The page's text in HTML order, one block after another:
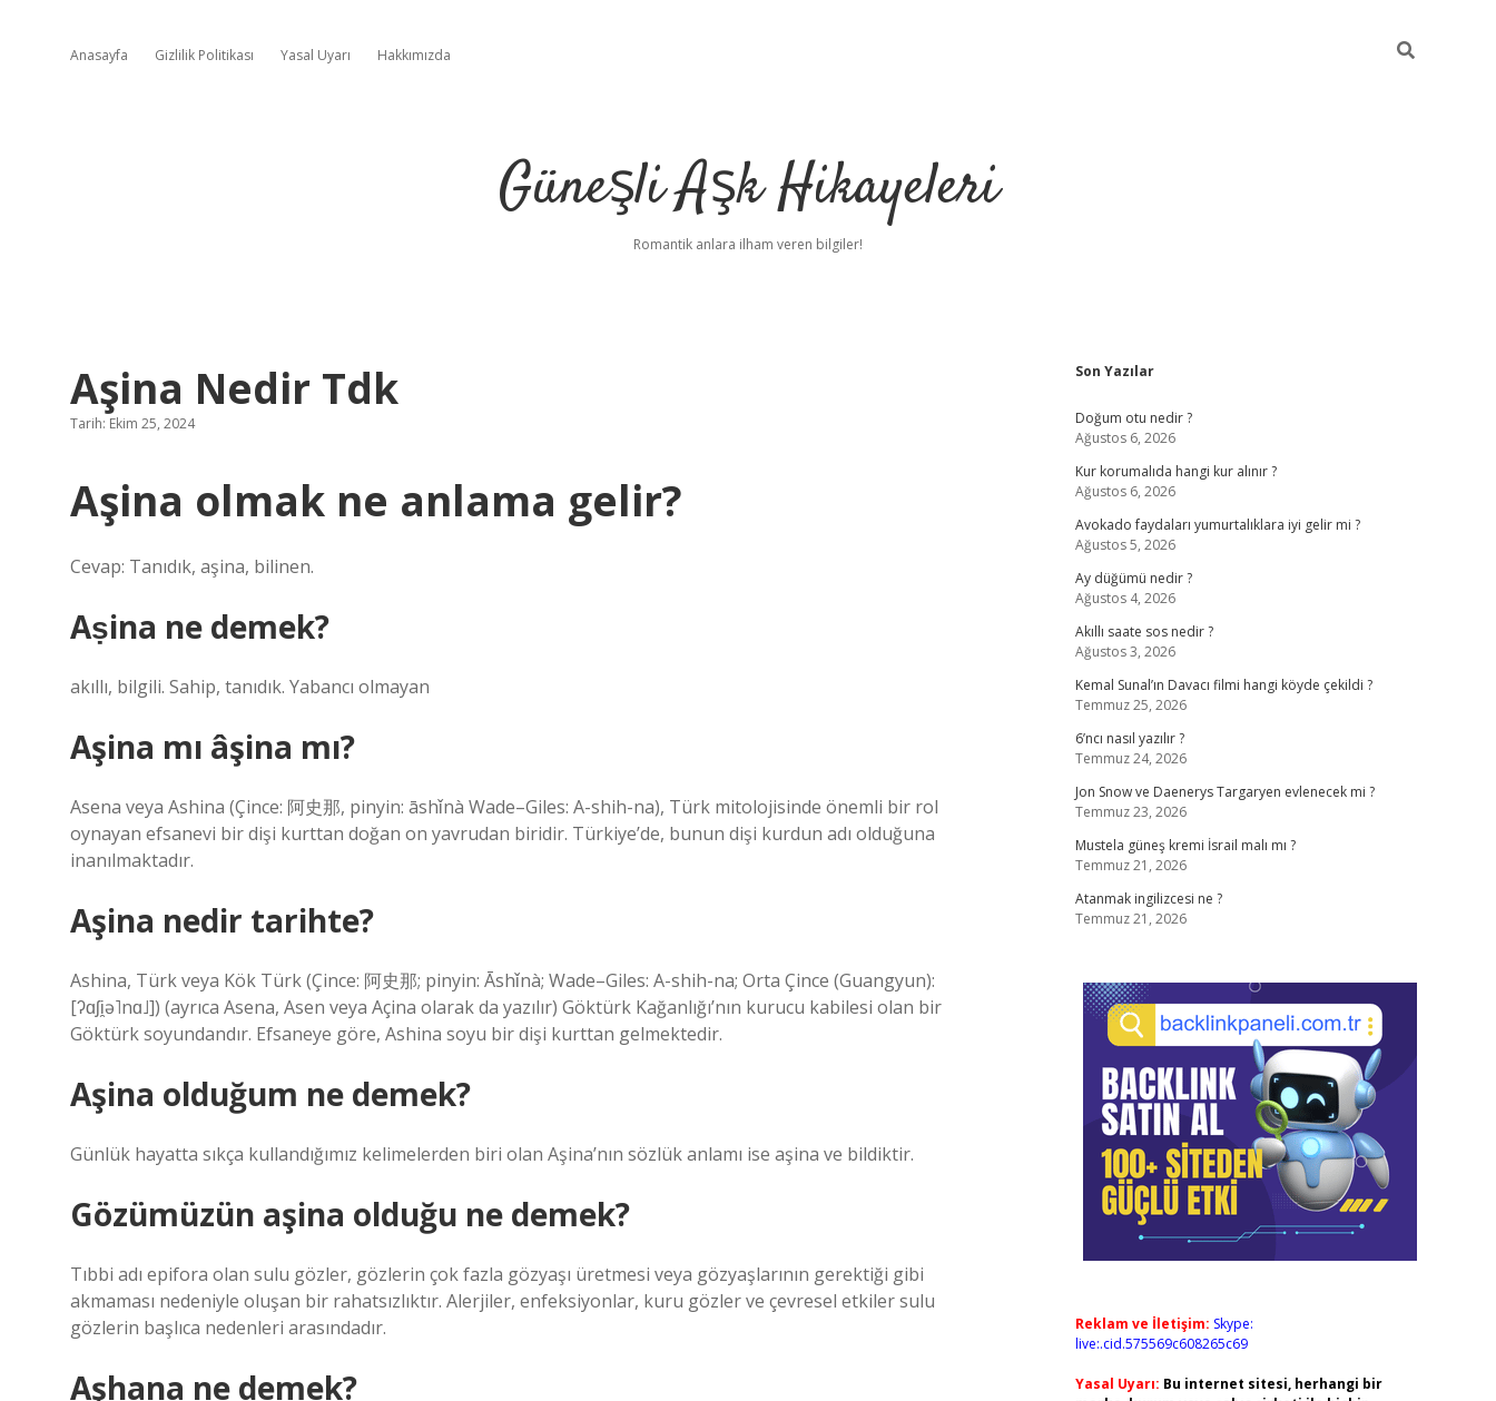
Anasayfa Gizlilik Politikası Yasal Uyarı Hakkımızda
Güneşli Aşk Hikayeleri
Romantik anlara ilham veren bilgiler!
Aşina Nedir Tdk
Tarih: Ekim 25, 2024
Aşina olmak ne anlama gelir?
Cevap: Tanıdık, aşina, bilinen.
Aṣina ne demek?
akıllı, bilgili. Sahip, tanıdık. Yabancı olmayan
Aşina mı âşina mı?
Asena veya Ashina (Çince: 阿史那, pinyin: āshǐnà Wade–Giles: A-shih-na), Türk mitolojisinde önemli bir rol
oynayan efsanevi bir dişi kurttan doğan on yavrudan biridir. Türkiye’de, bunun dişi kurdun adı olduğuna
inanılmaktadır.
Aşina nedir tarihte?
Ashina, Türk veya Kök Türk (Çince: 阿史那; pinyin: Āshǐnà; Wade–Giles: A-shih-na; Orta Çince (Guangyun):
[ʔɑʃi̯ə˥nɑ˩]) (ayrıca Asena, Asen veya Açina olarak da yazılır) Göktürk Kağanlığı’nın kurucu kabilesi olan bir
Göktürk soyundandır. Efsaneye göre, Ashina soyu bir dişi kurttan gelmektedir.
Aşina olduğum ne demek?
Günlük hayatta sıkça kullandığımız kelimelerden biri olan Aşina’nın sözlük anlamı ise aşina ve bildiktir.
Gözümüzün aşina olduğu ne demek?
Tıbbi adı epifora olan sulu gözler, gözlerin çok fazla gözyaşı üretmesi veya gözyaşlarının gerektiği gibi
akmaması nedeniyle oluşan bir rahatsızlıktır. Alerjiler, enfeksiyonlar, kuru gözler ve çevresel etkiler sulu
gözlerin başlıca nedenleri arasındadır.
Aşhana ne demek?
Sidebar
Son Yazılar
Doğum otu nedir ?
Ağustos 6, 2026
Kur korumalıda hangi kur alınır ?
Ağustos 6, 2026
Avokado faydaları yumurtalıklara iyi gelir mi ?
Ağustos 5, 2026
Ay düğümü nedir ?
Ağustos 4, 2026
Akıllı saate sos nedir ?
Ağustos 3, 2026
Kemal Sunal’ın Davacı filmi hangi köyde çekildi ?
Temmuz 25, 2026
6’ncı nasıl yazılır ?
Temmuz 24, 2026
Jon Snow ve Daenerys Targaryen evlenecek mi ?
Temmuz 23, 2026
Mustela güneş kremi İsrail malı mı ?
Temmuz 21, 2026
Atanmak ingilizcesi ne ?
Temmuz 21, 2026
Reklam ve İletişim: Skype:
live:.cid.575569c608265c69
Yasal Uyarı: Bu internet sitesi, herhangi bir
betcivdcasino giriş